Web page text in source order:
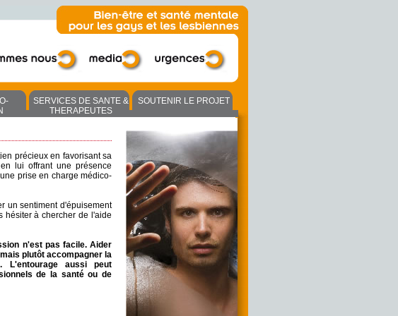
SERVICES DE SANTE &
THERAPEUTES
SOUTENIR LE PROJET
précieux en favorisant sa
lui offrant une présence
prise en charge médico-
un sentiment d'épuisement
hésiter à chercher de l'aide
n'est pas facile. Aider
plutôt accompagner la
L'entourage aussi peut
de la santé ou de